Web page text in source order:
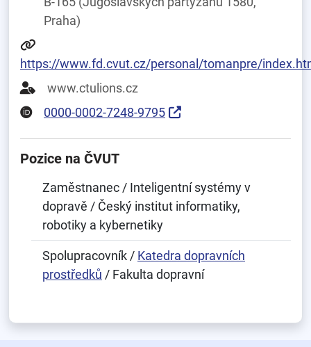
Praha)
https://www.fd.cvut.cz/personal/tomanpre/
www.ctulions.cz
0000-0002-7248-9795
Pozice na ČVUT
Zaměstnanec / Inteligentní systémy v
dopravě / Český institut informatiky,
robotiky a kybernetiky
Spolupracovník / Katedra dopravních
prostředků / Fakulta dopravní